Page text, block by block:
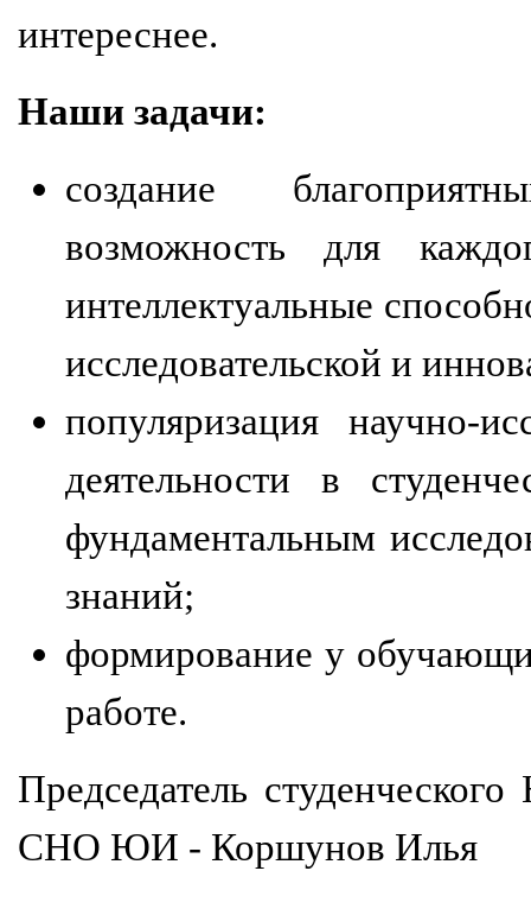
интереснее.
Наши задачи:
создание
возможность для
интеллектуальные
исследовательской и
популяризация научно-
деятельности в
фундаментальным
знаний;
формирование у
работе.
Председатель
СНО ЮИ - Коршунов Илья